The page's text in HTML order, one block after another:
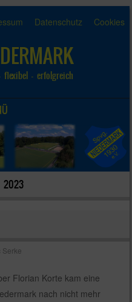
Datenschutz Cookies
– erfolgreich
2023
Serke
Florian Korte kam eine
nach nicht mehr